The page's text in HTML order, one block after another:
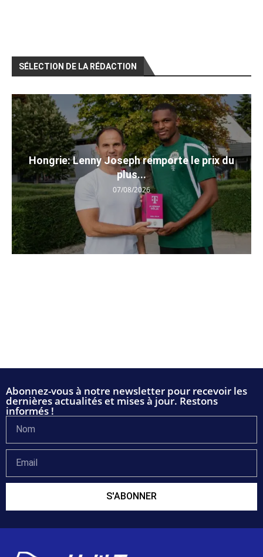
SÉLECTION DE LA RÉDACTION
Hongrie: Lenny Joseph remporte le prix du
plus...
07/08/2026
Abonnez-vous à notre newsletter pour recevoir les
dernières actualités et mises à jour. Restons
informés !
S'ABONNER